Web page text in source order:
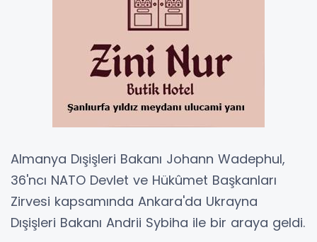
Almanya Dışişleri Bakanı Johann Wadephul,
36'ncı NATO Devlet ve Hükûmet Başkanları
Zirvesi kapsamında Ankara'da Ukrayna
Dışişleri Bakanı Andrii Sybiha ile bir araya geldi.